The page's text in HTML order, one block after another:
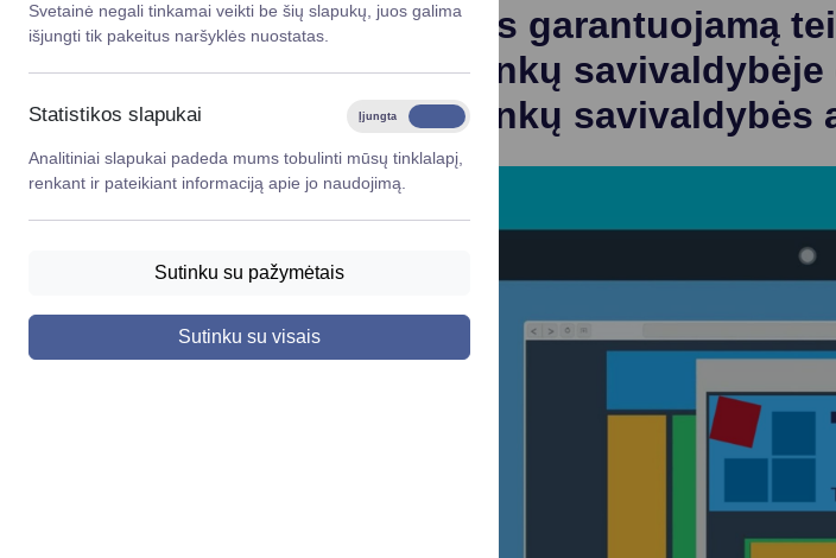
Svetainė negali tinkamai veikti be šių slapukų, juos galima
išjungti tik pakeitus naršyklės nuostatas.
Statistikos slapukai Įjungta
Analitiniai slapukai padeda mums tobulinti mūsų tinklalapį,
renkant ir pateikiant informaciją apie jo naudojimą.
Sutinku su pažymėtais
Sutinku su visais
Lygios galimybės
Savivaldybės remiami
Finansų valdymas ir apskaita
teisinė pagalba
Teisės aktų pažeidimai
Galiojančio teisinio
reguliavimo poveikio ex
vertinimas
Valstybės garantuojamą
Druskininkų
Druskininkų savivaldybės